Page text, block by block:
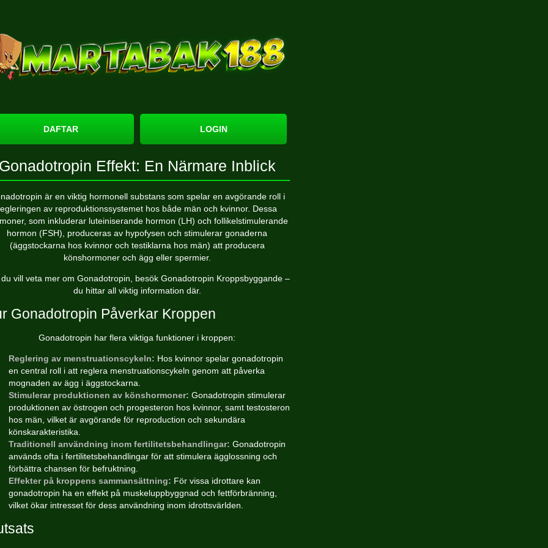
DAFTAR LOGIN
Gonadotropin Effekt: En Närmare Inblick
är en viktig hormonell substans som spelar en avgörande roll i
av reproduktionssystemet hos både män och kvinnor. Dessa
som inkluderar luteiniserande hormon (LH) och follikelstimulerande
hormon (FSH), produceras av hypofysen och stimulerar gonaderna
(äggstockarna hos kvinnor och testiklarna hos män) att producera
könshormoner och ägg eller spermier.
vill veta mer om Gonadotropin, besök Gonadotropin Kroppsbyggande–
du hittar all viktig information där.
Gonadotropin Påverkar Kroppen
Gonadotropin har flera viktiga funktioner i kroppen:
Reglering av menstruationscykeln: Hos kvinnor spelar gonadotropin
en central roll i att reglera menstruationscykeln genom att påverka
mognaden av ägg i äggstockarna.
Stimulerar produktionen av könshormoner: Gonadotropin stimulerar
produktionen av östrogen och progesteron hos kvinnor, samt testosteron
hos män, vilket är avgörande för reproduction och sekundära
könskarakteristika.
Traditionell användning inom fertilitetsbehandlingar: Gonadotropin
används ofta i fertilitetsbehandlingar för att stimulera ägglossning och
förbättra chansen för befruktning.
Effekter på kroppens sammansättning: För vissa idrottare kan
gonadotropin ha en effekt på muskeluppbyggnad och fettförbränning,
vilket ökar intresset för dess användning inom idrottsvärlden.